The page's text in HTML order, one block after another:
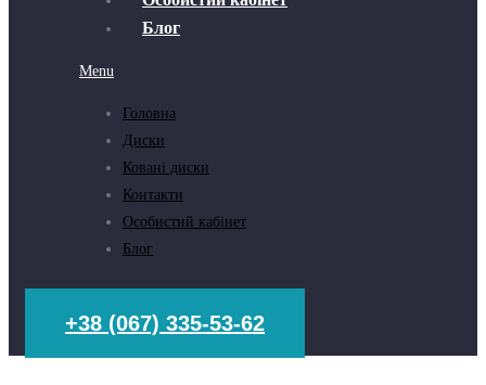
Блог
Menu
Головна
Диски
Ковані диски
Контакти
Особистий кабінет
Блог
+38 (067) 335-53-62